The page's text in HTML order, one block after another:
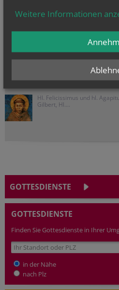
Ottenthal
Stützenhofen
Hl. Felicissimus und hl.
Gilbert, Hl....
GOTTESDIENSTE
GOTTESDIENSTE
Finden Sie Gottesdienste in Ihrer
in der Nähe
nach Plz
Weitere Informationen